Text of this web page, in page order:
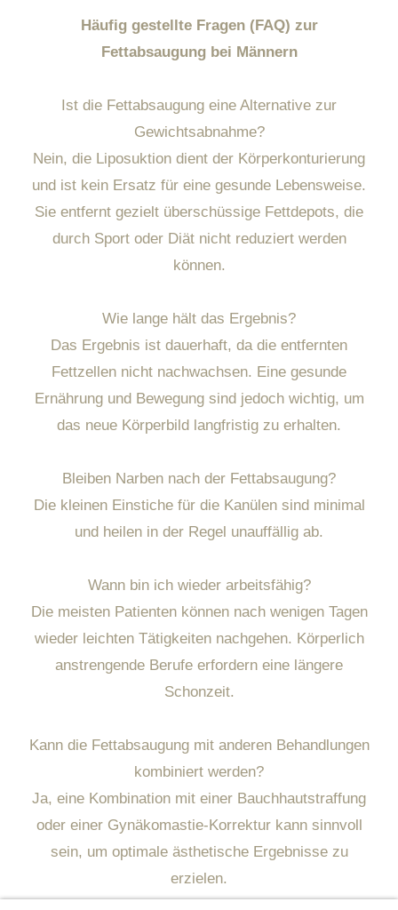
Häufig gestellte Fragen (FAQ) zur
Fettabsaugung bei Männern
Ist die Fettabsaugung eine Alternative zur
Gewichtsabnahme?
Nein, die Liposuktion dient der Körperkonturierung
und ist kein Ersatz für eine gesunde Lebensweise.
Sie entfernt gezielt überschüssige Fettdepots, die
durch Sport oder Diät nicht reduziert werden
können.
Wie lange hält das Ergebnis?
Das Ergebnis ist dauerhaft, da die entfernten
Fettzellen nicht nachwachsen. Eine gesunde
Ernährung und Bewegung sind jedoch wichtig, um
das neue Körperbild langfristig zu erhalten.
Bleiben Narben nach der Fettabsaugung?
Die kleinen Einstiche für die Kanülen sind minimal
und heilen in der Regel unauffällig ab.
Wann bin ich wieder arbeitsfähig?
Die meisten Patienten können nach wenigen Tagen
wieder leichten Tätigkeiten nachgehen. Körperlich
anstrengende Berufe erfordern eine längere
Schonzeit.
Kann die Fettabsaugung mit anderen Behandlungen
kombiniert werden?
Ja, eine Kombination mit einer Bauchhautstraffung
oder einer Gynäkomastie-Korrektur kann sinnvoll
sein, um optimale ästhetische Ergebnisse zu
erzielen.